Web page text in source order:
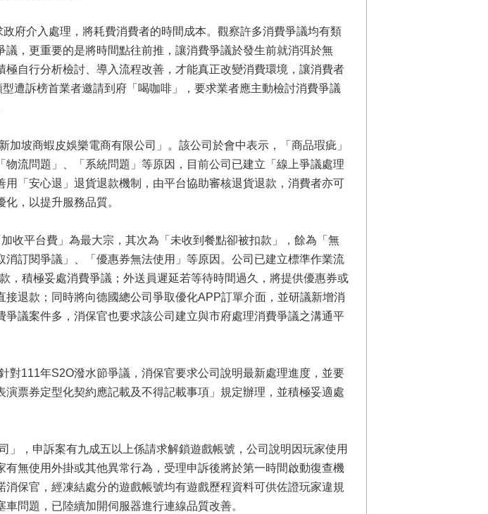
介入處理，將耗費消費者的時間成本。觀察許多消費爭議均有類
，更重要的是將時間點往前推，讓消費爭議於發生前就消弭於無
自行分析檢討、導入流程改善，才能真正改變消費環境，讓消費者
遭訴榜首業者邀請到府「喝咖啡」，要求業者應主動檢討消費爭議
坡商蝦皮娛樂電商有限公司」。該公司於會中表示，「商品瑕疵」
流問題」、「系統問題」等原因，目前公司已建立「線上爭議處理
「安心退」退貨退款機制，由平台協助審核退貨退款，消費者亦可
，以提升服務品質。
平台費」為最大宗，其次為「未收到餐點卻被扣款」，餘為「無
訂閱爭議」、「優惠券無法使用」等原因。公司已建立標準作業流
，積極妥處消費爭議；外送員遲延若等待時間過久，將提供優惠券或
退款；同時將向德國總公司爭取優化APP訂單介面，並研議新增消
議案件多，消保官也要求該公司建立與市府處理消費爭議之溝通平
111年S2O潑水節爭議，消保官要求公司說明最新處理進度，並要
票券定型化契約應記載及不得記載事項」規定辦理，並積極妥適處
，申訴案有九成五以上係請求解鎖遊戲帳號，公司說明因玩家使用
無使用外掛或其他異常行為，受理申訴後將於第一時間啟動復查機
保官，經凍結處分的遊戲帳號均有遊戲歷程資料可供佐證玩家違規
問題，已陸續加開伺服器進行連線品質改善。